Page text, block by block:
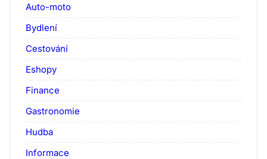
Auto-moto
Bydlení
Cestování
Eshopy
Finance
Gastronomie
Hudba
Informace